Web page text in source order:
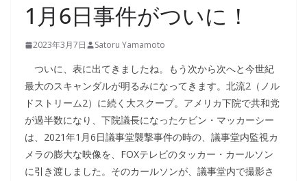
1月6日事件がついに！
2023年3月7日 Satoru Yamamoto
ついに、表に出てきましたね。もう次から次へと今世紀
最大のスキャンダルが明るみになってきます。北流2（ノル
ドストリーム2）に続く大スクープ。アメリカ下院で共和党
が過半数になり、下院議長になったケビン・マッカーシー
は、2021年1月6日議事堂襲撃事件の時の、議事堂内監視カ
メラの膨大な映像を、FOXテレビのタッカー・カールソン
に引き渡しました。そのカールソンが、議事堂内で撮影さ